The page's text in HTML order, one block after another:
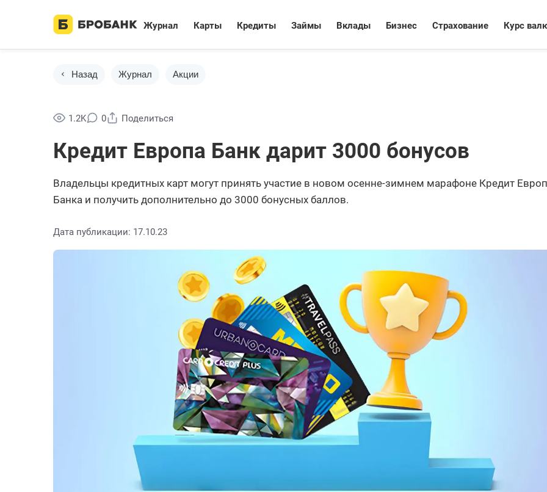
Журнал Карты Кредиты Займы Вклады Бизнес Страхование Курс
Назад Журнал Акции
1.2K 0 Поделиться
Кредит Европа Банк дарит 3000 бонусов
Владельцы кредитных карт могут принять участие в новом осенне-зимнем марафоне Кредит
Банка и получить дополнительно до 3000 бонусных баллов.
Дата публикации: 17.10.23